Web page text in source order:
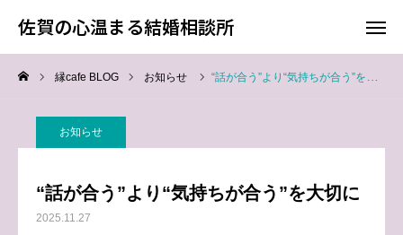
佐賀の心温まる結婚相談所
縁cafe BLOG お知らせ “話が合う”より“気持ちが合う”を大切に
お知らせ
“話が合う”より“気持ちが合う”を大切に
2025.11.27
佐賀の心温まる結婚相談所
料金
TOP